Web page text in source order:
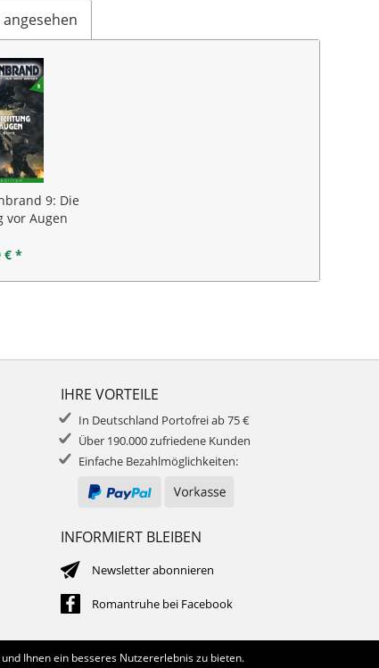
9: Die
vor Augen
€ *
IHRE VORTEILE
In Deutschland Portofrei ab 75 €
Über 190.000 zufriedene Kunden
Einfache Bezahlmöglichkeiten:
INFORMIERT BLEIBEN
Newsletter abonnieren
Romantruhe bei Facebook
Ihnen ein besseres Nutzererlebnis zu bieten.